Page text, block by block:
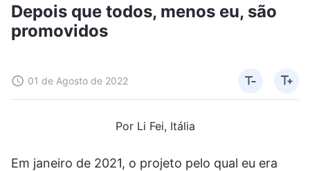
Depois que todos, menos eu, são
promovidos
01 de Agosto de 2022
Por Li Fei, Itália
Em janeiro de 2021, o projeto pelo qual eu era